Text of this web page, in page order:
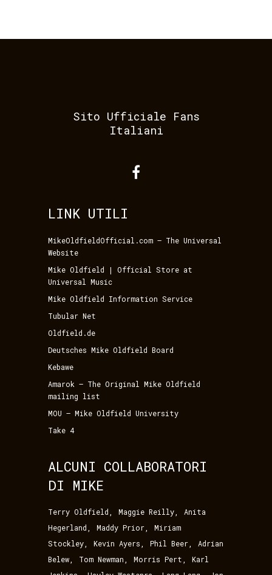
Sito Ufficiale Fans
Italiani
LINK UTILI
MikeOldfieldOfficial.com – The Universal
Website
Mike Oldfield | Official Store at
Universal Music
Mike Oldfield Information Service
Tubular Net
Oldfield.de
Deutsches Mike Oldfield Board
Kebawe
Amarok – The Original Mike Oldfield
mailing list
MOU – Mike Oldfield University
Take 4
ALCUNI COLLABORATORI
DI MIKE
Terry Oldfield, Maggie Reilly,
Anita
Hegerland, Maddy Prior, Miriam
Stockley, Kevin Ayers, Phil Beer,
Adrian
Belew, Tom Newman, Morris Pert, Karl